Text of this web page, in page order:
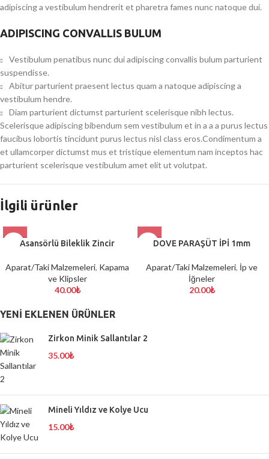
adipiscing a vestibulum hendrerit et pharetra fames nunc natoque dui.
ADIPISCING CONVALLIS BULUM
Vestibulum penatibus nunc dui adipiscing convallis bulum parturient
suspendisse.
Abitur parturient praesent lectus quam a natoque adipiscing a
vestibulum hendre.
Diam parturient dictumst parturient scelerisque nibh lectus.
Scelerisque adipiscing bibendum sem vestibulum et in a a a purus lectus
faucibus lobortis tincidunt purus lectus nisl class eros.Condimentum a
et ullamcorper dictumst mus et tristique elementum nam inceptos hac
parturient scelerisque vestibulum amet elit ut volutpat.
İlgili ürünler
Asansörlü Bileklik Zincir
Aparat/Taki Malzemeleri, Kapama
ve Klipsler
40.00₺
DOVE PARAŞÜT İPİ 1mm
Aparat/Taki Malzemeleri, İp ve
İğneler
20.00₺
YENI EKLENEN ÜRÜNLER
Zirkon Minik Sallantılar 2
35.00₺
Mineli Yıldız ve Kolye Ucu
15.00₺